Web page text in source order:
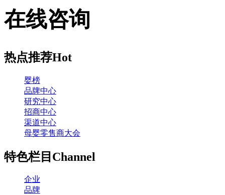
在线咨询
热点推荐Hot
婴榜
品牌中心
研究中心
招商中心
渠道中心
母婴零售商大会
特色栏目 Channel
企业
品牌